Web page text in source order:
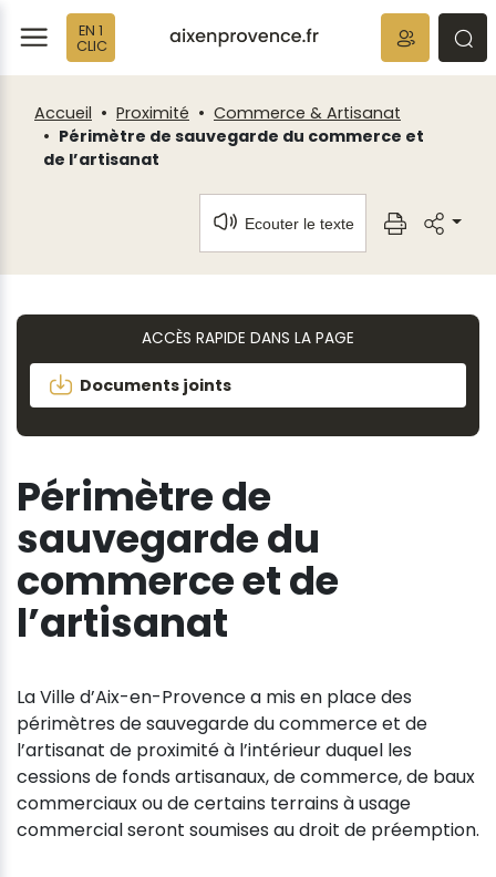
EN 1
CLIC
Accueil Proximité
Commerce & Artisanat
Périmètre de sauvegarde du commerce et
de l’artisanat
Ecouter le texte
ACCÈS RAPIDE DANS LA PAGE
Documents joints
Périmètre de
sauvegarde du
commerce et de
l’artisanat
La Ville d’Aix-en-Provence a mis en place des
périmètres de sauvegarde du commerce et de
l’artisanat de proximité à l’intérieur duquel les
cessions de fonds artisanaux, de commerce, de baux
commerciaux ou de certains terrains à usage
commercial seront soumises au droit de préemption.
Fenêtre
de
chat
Panneau de gestion des cookies